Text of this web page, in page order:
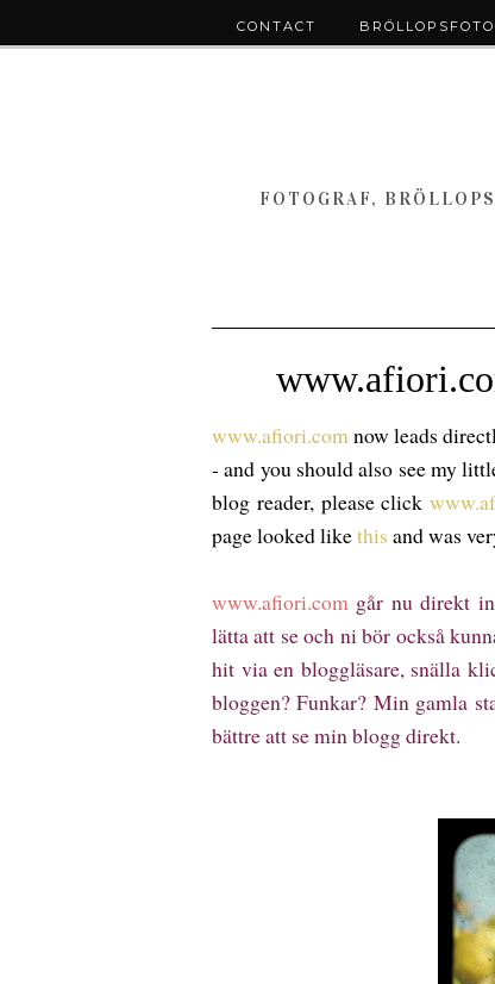
FOTOGRAF,
www.afiori.comnow leads
- and you should also see my
blog reader, please click
page looked likethis and was
www.afiori.com går nu direkt
lätta att se och ni bör också
hit via en bloggläsare, snälla
bloggen? Funkar? Min gamla
bättre att se min blogg direkt.
CONTACT